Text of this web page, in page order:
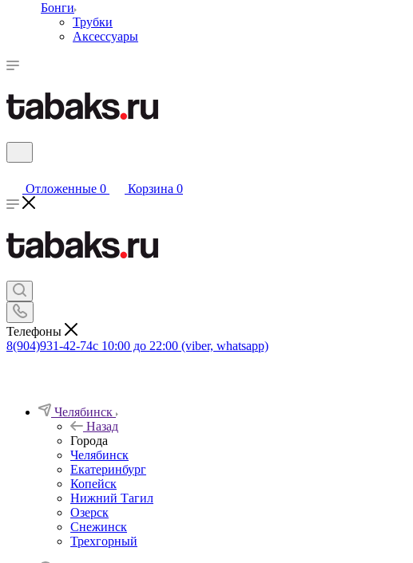
Бонги
Трубки
Аксессуары
Отложенные 0 Корзина 0
Телефоны
8(904)931-42-74с 10:00 до 22:00 (viber, whatsapp)
Челябинск
Назад
Города
Челябинск
Екатеринбург
Копейск
Нижний Тагил
Озерск
Снежинск
Трехгорный